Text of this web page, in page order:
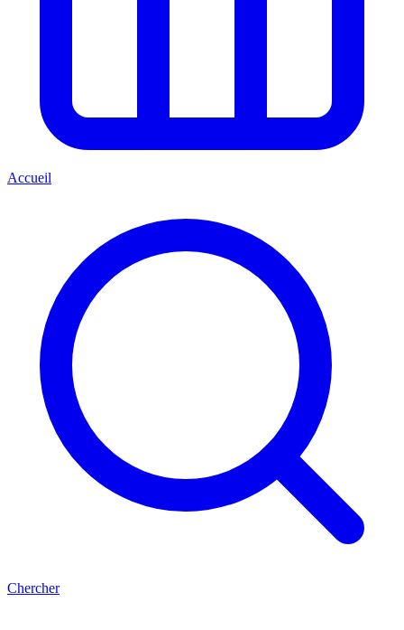
Accueil
Chercher